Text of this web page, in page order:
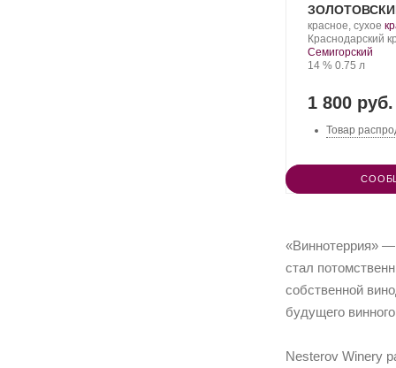
Производитель:
Nesterov
Winery.
красное, сухое .
Регион:
Краснодарский
Семигорский
Крепость
14 %. Объем
0.75 л
1 800 руб.
Товар
«Виннотеррия» —
стал
собственной
будущего
Nesterov Winery